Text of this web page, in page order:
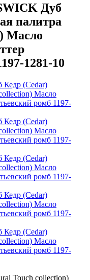
Дуб
палитра
Масло
1281-10
Touch collection)